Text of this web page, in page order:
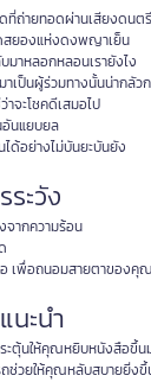
ายทอดผ่านเสียงดนตรี
สยองแห่งดงพญาเย็น
มาหลอกหลอนเรายังไง
เป็นผู้ร่วมทางนั้นน่ากลัว
าจะโชคดีเสมอไป
อันแยบยล
ด้อย่างไม่บันยะบันยัง
ระวัง
จากความร้อน
เพื่อถนอมสายตาของคุณ
นะนำ
ตุ้นให้คุณหยิบหนังสือขึ้น
ช่วยให้คุณหลับสบายยิ่ง